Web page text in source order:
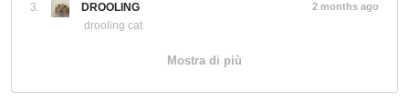
3.
DROOLING
drooling cat
2 months ago
Mostra di più